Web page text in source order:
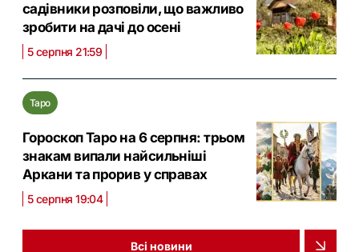
садівники розповіли, що важливо
зробити на дачі до осені
5 серпня 21:59
Таро
Гороскоп Таро на 6 серпня: трьом
знакам випали найсильніші
Аркани та прорив у справах
5 серпня 19:04
Всі новини